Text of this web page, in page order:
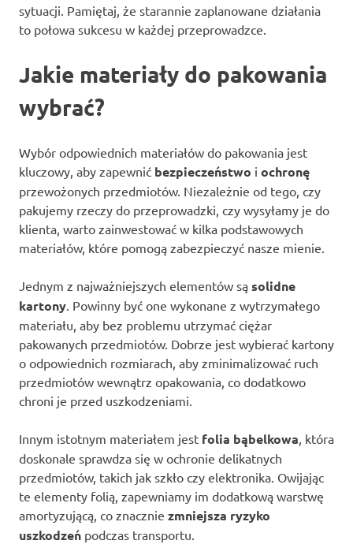
sytuacji. Pamiętaj, że starannie zaplanowane działania
to połowa sukcesu w każdej przeprowadzce.
Jakie materiały do pakowania
wybrać?
Wybór odpowiednich materiałów do pakowania jest
kluczowy, aby zapewnić bezpieczeństwo i ochronę
przewożonych przedmiotów. Niezależnie od tego, czy
pakujemy rzeczy do przeprowadzki, czy wysyłamy je do
klienta, warto zainwestować w kilka podstawowych
materiałów, które pomogą zabezpieczyć nasze mienie.
Jednym z najważniejszych elementów są solidne
kartony . Powinny być one wykonane z wytrzymałego
materiału, aby bez problemu utrzymać ciężar
pakowanych przedmiotów. Dobrze jest wybierać kartony
o odpowiednich rozmiarach, aby zminimalizować ruch
przedmiotów wewnątrz opakowania, co dodatkowo
chroni je przed uszkodzeniami.
Innym istotnym materiałem jest folia bąbelkowa , która
doskonale sprawdza się w ochronie delikatnych
przedmiotów, takich jak szkło czy elektronika. Owijając
te elementy folią, zapewniamy im dodatkową warstwę
amortyzującą, co znacznie zmniejsza ryzyko
uszkodzeń podczas transportu.